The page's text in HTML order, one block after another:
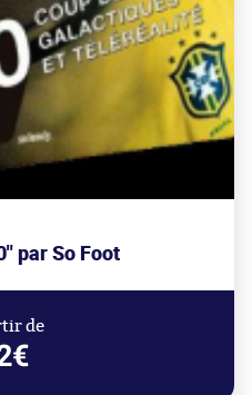
par So Foot
de